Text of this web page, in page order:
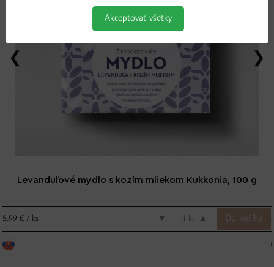
Levanduľové mydlo s kozím mliekom Kukkonia, 100 g
5.99 € / ks ▼ ks ▲
Akceptovať všetky